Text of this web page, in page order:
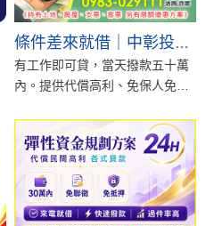
條件差來就借｜中彰投有工作50萬內快速借錢推薦
有工作即可貸，當天撥款五十萬
內。提供代償高利、免保人免留
案，專人亦霏為您...